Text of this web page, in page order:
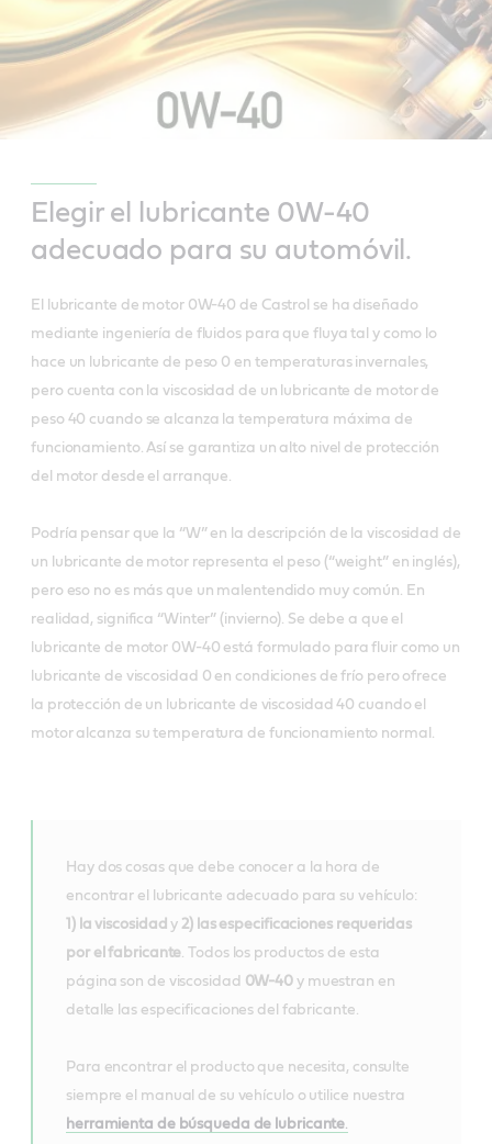
Elegir el lubricante 0W-40
adecuado para su automóvil.
El lubricante de motor 0W-40 de Castrol se ha diseñado
mediante ingeniería de fluidos para que fluya tal y como lo
hace un lubricante de peso 0 en temperaturas invernales,
pero cuenta con la viscosidad de un lubricante de motor de
peso 40 cuando se alcanza la temperatura máxima de
funcionamiento. Así se garantiza un alto nivel de protección
del motor desde el arranque.
Podría pensar que la “W” en la descripción de la viscosidad de
un lubricante de motor representa el peso (“weight” en inglés),
pero eso no es más que un malentendido muy común. En
realidad, significa “Winter” (invierno). Se debe a que el
lubricante de motor 0W-40 está formulado para fluir como un
lubricante de viscosidad 0 en condiciones de frío pero ofrece
la protección de un lubricante de viscosidad 40 cuando el
motor alcanza su temperatura de funcionamiento normal.
Hay dos cosas que debe conocer a la hora de
encontrar el lubricante adecuado para su vehículo:
1) la viscosidad y 2) las especificaciones requeridas
por el fabricante. Todos los productos de esta
página son de viscosidad 0W-40 y muestran en
detalle las especificaciones del fabricante.
Para encontrar el producto que necesita, consulte
siempre el manual de su vehículo o utilice nuestra
herramienta de búsqueda de lubricante.